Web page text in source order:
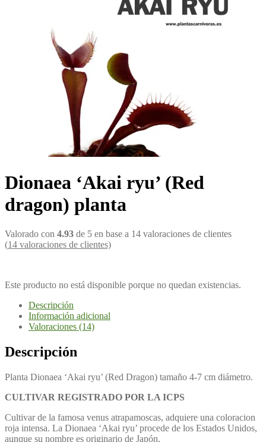
Dionaea ‘Akai ryu’ (Red
dragon) planta
Valorado con 4.93 de 5 en base a 14 valoraciones de clientes
(14 valoraciones de clientes)
Este producto no está disponible porque no quedan existencias.
Descripción
Información adicional
Valoraciones (14)
Descripción
Planta Dionaea ‘Akai ryu’ (Red Dragon) tamaño 4-7 cm diámetro.
CULTIVAR REGISTRADO POR LA ICPS
Cultivar de la famosa venus atrapamoscas, adquiere una coloracion
roja intensa. La Dionaea ‘Akai ryu’ procede de los Estados Unidos,
aunque su nombre es originario de Japón.